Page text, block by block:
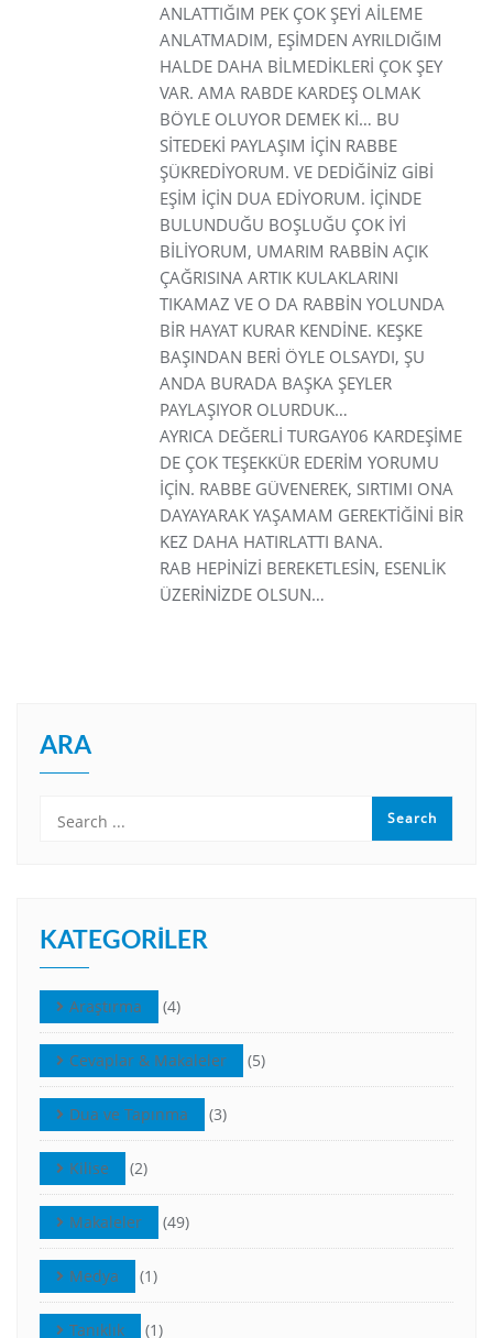
ANLATTIĞIM PEK ÇOK ŞEYİ AİLEME
ANLATMADIM, EŞİMDEN AYRILDIĞIM
HALDE DAHA BİLMEDİKLERİ ÇOK ŞEY
VAR. AMA RABDE KARDEŞ OLMAK
BÖYLE OLUYOR DEMEK Kİ… BU
SİTEDEKİ PAYLAŞIM İÇİN RABBE
ŞÜKREDİYORUM. VE DEDİĞİNİZ GİBİ
EŞİM İÇİN DUA EDİYORUM. İÇİNDE
BULUNDUĞU BOŞLUĞU ÇOK İYİ
BİLİYORUM, UMARIM RABBİN AÇIK
ÇAĞRISINA ARTIK KULAKLARINI
TIKAMAZ VE O DA RABBİN YOLUNDA
BİR HAYAT KURAR KENDİNE. KEŞKE
BAŞINDAN BERİ ÖYLE OLSAYDI, ŞU
ANDA BURADA BAŞKA ŞEYLER
PAYLAŞIYOR OLURDUK…
AYRICA DEĞERLİ TURGAY06 KARDEŞİME
DE ÇOK TEŞEKKÜR EDERİM YORUMU
İÇİN. RABBE GÜVENEREK, SIRTIMI ONA
DAYAYARAK YAŞAMAM GEREKTİĞİNİ BİR
KEZ DAHA HATIRLATTI BANA.
RAB HEPİNİZİ BEREKETLESİN, ESENLİK
ÜZERİNİZDE OLSUN…
ARA
KATEGORILER
Araştırma (4)
Cevaplar & Makaleler (5)
Dua ve Tapınma (3)
Kilise (2)
Makaleler (49)
Medya (1)
Tanıklık (1)